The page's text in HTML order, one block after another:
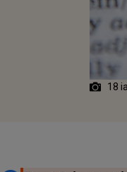
18